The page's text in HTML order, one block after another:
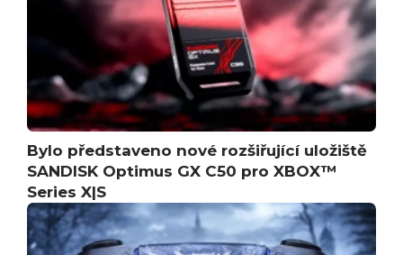
Bylo představeno nové rozšiřující uložiště
SANDISK Optimus GX C50 pro XBOX™
Series X|S